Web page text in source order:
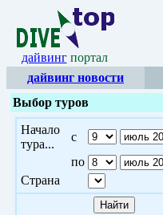
дайвинг портал
дайвинг новости
Выбор туров
Начало
тура...
с
по
Страна